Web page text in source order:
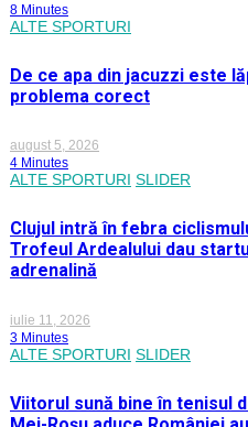
8 Minutes
ALTE SPORTURI
De ce apa din jacuzzi este
problema corect
august 5, 2026
4 Minutes
ALTE SPORTURI SLIDER
Clujul intră în febra
Trofeul Ardealului dau
adrenalină
iulie 11, 2026
3 Minutes
ALTE SPORTURI SLIDER
Viitorul sună bine în tenisul